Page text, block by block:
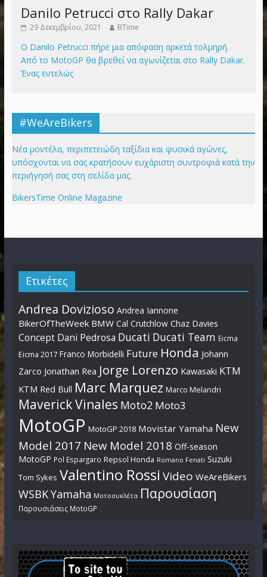
Danilo Petrucci στο Rally Dakar
29 Δεκεμβρίου, 2021 BTime
Ο Danilo Petrucci πήρε μια απόφαση αρκετά τολμηρή.
Από το MotoGP θα βρεθεί να αγωνίζεται στο Rally Dakar.
Ένας εντελώς
#WeAreBikers
Νέα μοντέλα, περιπετειώδη ταξίδια και φυσικά αγώνες,
υπόσχονται να σας κρατήσουν ευχάριστη συντροφιά κατά την
περιήγησή σας στη σελίδα μας.
BikersTime Online Magazine
Ετικέτες
Andrea Dovizioso Andrea Iannone
BikerOfTheWeek BMW Cal Crutchlow Chaz Davies
Concept Dani Pedrosa Ducati Ducati Team Eicma
Eicma 2017 Franco Morbidelli Future Honda Johann
Zarco Jonathan Rea Jorge Lorenzo Kawasaki KTM
KTM Red Bull Marc Marquez Marco Melandri
Maverick Vinales Moto2 Moto3
MotoGP MotoGP 2018 Movistar Yamaha New
Model 2017 New Model 2018 Off-season
MotoGP Pol Espargaro Repsol Honda Romano Fenati Suzuki
Tom Sykes Valentino Rossi Video WeAreBikers
WSBKYamaha Μοτοσυκλέτα Παρουσίαση
Παρουσιάσεις MotoGP